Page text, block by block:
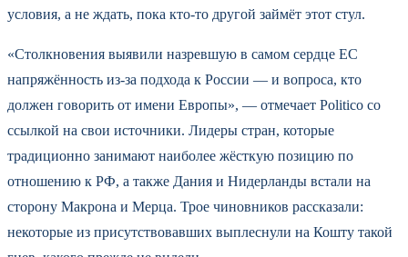
условия, а не ждать, пока кто-то другой займёт этот стул.
«Столкновения выявили назревшую в самом сердце ЕС
напряжённость из-за подхода к России — и вопроса, кто
должен говорить от имени Европы», — отмечает Politico со
ссылкой на свои источники. Лидеры стран, которые
традиционно занимают наиболее жёсткую позицию по
отношению к РФ, а также Дания и Нидерланды встали на
сторону Макрона и Мерца. Трое чиновников рассказали:
некоторые из присутствовавших выплеснули на Кошту такой